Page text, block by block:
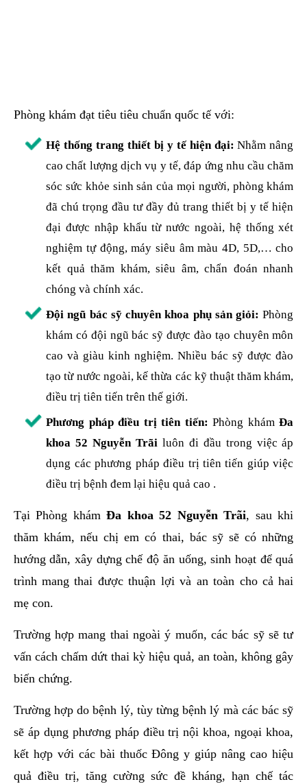
Phòng khám đạt tiêu tiêu chuẩn quốc tế với:
Hệ thống trang thiết bị y tế hiện đại: Nhằm nâng
cao chất lượng dịch vụ y tế, đáp ứng nhu cầu chăm
sóc sức khỏe sinh sản của mọi người, phòng khám
đã chú trọng đầu tư đầy đủ trang thiết bị y tế hiện
đại được nhập khẩu từ nước ngoài, hệ thống xét
nghiệm tự động, máy siêu âm màu 4D, 5D,… cho
kết quả thăm khám, siêu âm, chẩn đoán nhanh
chóng và chính xác.
Đội ngũ bác sỹ chuyên khoa phụ sản giỏi: Phòng
khám có đội ngũ bác sỹ được đào tạo chuyên môn
cao và giàu kinh nghiệm. Nhiều bác sỹ được đào
tạo từ nước ngoài, kế thừa các kỹ thuật thăm khám,
điều trị tiên tiến trên thế giới.
Phương pháp điều trị tiên tiến: Phòng khámĐa
khoa 52 Nguyễn Trãi luôn đi đầu trong việc áp
dụng các phương pháp điều trị tiên tiến giúp việc
điều trị bệnh đem lại hiệu quả cao .
Tại Phòng khámĐa khoa 52 Nguyễn Trãi, sau khi
thăm khám, nếu chị em có thai, bác sỹ sẽ có những
hướng dẫn, xây dựng chế độ ăn uống, sinh hoạt để quá
trình mang thai được thuận lợi và an toàn cho cả hai
mẹ con.
Trường hợp mang thai ngoài ý muốn, các bác sỹ sẽ tư
vấn cách chấm dứt thai kỳ hiệu quả, an toàn, không gây
biến chứng.
Trường hợp do bệnh lý, tùy từng bệnh lý mà các bác sỹ
sẽ áp dụng phương pháp điều trị nội khoa, ngoại khoa,
kết hợp với các bài thuốc Đông y giúp nâng cao hiệu
quả điều trị, tăng cường sức đề kháng, hạn chế tác